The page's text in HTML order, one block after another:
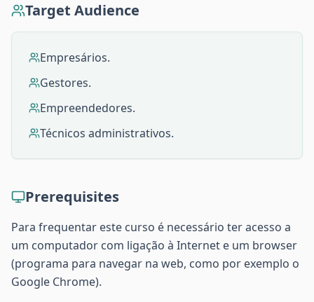
Target Audience
Empresários.
Gestores.
Empreendedores.
Técnicos administrativos.
Prerequisites
Para frequentar este curso é necessário ter acesso a
um computador com ligação à Internet e um browser
(programa para navegar na web, como por exemplo o
Google Chrome).